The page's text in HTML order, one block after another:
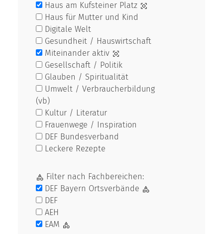
Haus am Kufsteiner Platz
Haus für Mutter und Kind
Digitale Welt
Gesundheit / Hauswirtschaft
Miteinander aktiv
Gesellschaft / Politik
Glauben / Spiritualität
Umwelt / Verbraucherbildung
(vb)
Kultur / Literatur
Frauenwege / Inspiration
DEF Bundesverband
Leckere Rezepte
Filter nach Fachbereichen:
DEF Bayern Ortsverbände
DEF
AEH
EAM